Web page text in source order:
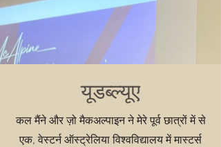
यूडब्ल्यूए
कल मैंने और ज़ो मैकअल्पाइन ने मेरे पूर्व छात्रों में से
एक,वेस्टर्न ऑस्ट्रेलिया विश्वविद्यालय में मास्टर्स